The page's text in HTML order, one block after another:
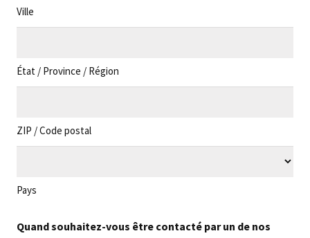
Ville
État / Province / Région
ZIP / Code postal
Pays
Quand souhaitez-vous être contacté par un de nos